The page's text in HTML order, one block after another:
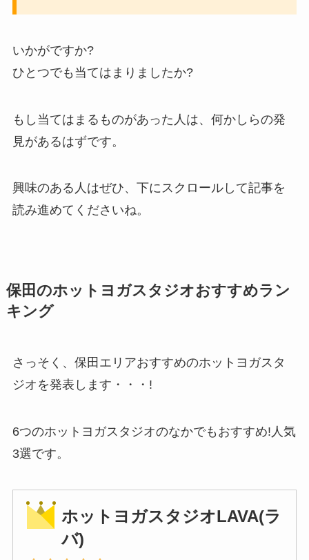
いかがですか?
ひとつでも当てはまりましたか?
もし当てはまるものがあった人は、何かしらの発
見があるはずです。
興味のある人はぜひ、下にスクロールして記事を
読み進めてくださいね。
保田のホットヨガスタジオおすすめラン
キング
さっそく、保田エリアおすすめのホットヨガスタ
ジオを発表します・・・!
6つのホットヨガスタジオのなかでもおすすめ!人気
3選です。
ホットヨガスタジオLAVA(ラ
バ)